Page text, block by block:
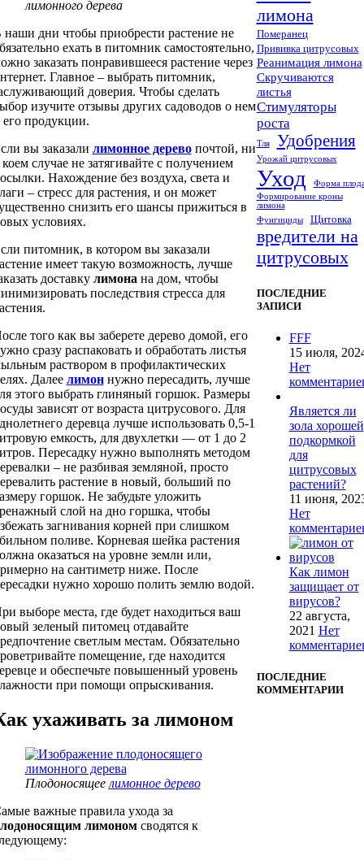
лимонного дерева
наши дни чтобы приобрести растение не
ехать в питомник самостоятельно,
заказать понравившееся растение через
Главное – выбрать питомник,
доверия. Чтобы сделать
изучите отзывы других садоводов о нем
его продукции.
вы заказали лимонное деревопочтой, ни
случае не затягивайте с получением
Нахождение без воздуха, света и
– стресс для растения, и он может
снизить его шансы прижиться в
условиях.
питомник, в котором вы заказали
имеет такую возможность, лучше
доставку лимона на дом, чтобы
последствия стресса для
того как вы заберете дерево домой, его
сразу распаковать и обработать листья
раствором в профилактических
Далее лимон нужно пересадить, лучше
этого выбрать глиняный горшок. Размеры
зависят от возраста цитрусового. Для
деревца лучше использовать 0,5-1
емкость, для двухлетки — от 1 до 2
Пересадку нужно выполнять методом
– не разбивая земляной, просто
растение в новый, больший по
горшок. Не забудьте уложить
слой на дно горшка, чтобы
загнивания корней при слишком
поливе. Корневая шейка растения
оказаться на уровне земли или,
на сантиметр ниже. После
нужно хорошо полить землю водой.
выборе места, где будет находиться ваш
зеленый питомец отдавайте
светлым местам. Обязательно
помещение, где находится
и обеспечьте повышенный уровень
при помощи опрыскивания.
ухаживать за лимоном
Плодоносящее лимонное дерево
важные правила ухода за
лимономсводятся к
лимона
Померанец
Прививка цитрусовых
Реанимация лимона
Скручиваются
листья
Стимуляторы
роста
Тля Удобрения
Урожай цитрусовых
Уход
Форма
Формирование кроны
лимона
Фунгициды
Щитовка
вредители на
цитрусовых
ПОСЛЕДНИЕ
ЗАПИСИ
FFF
15 июля,
Нет
Является ли
зола хорошей
подкормкой
для
цитрусовых
растений?
11 июня,
Нет
Как лимон
защищает от
вирусов?
22 августа,
2021 Нет
ПОСЛЕДНИЕ
КОММЕНТАРИИ